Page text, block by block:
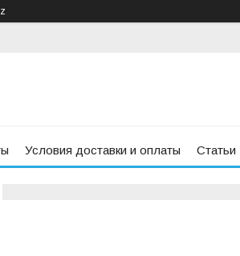
Условия доставки и оплаты Статьи